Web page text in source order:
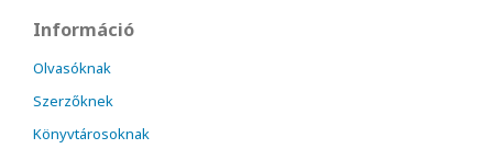
Információ
Olvasóknak
Szerzőknek
Könyvtárosoknak